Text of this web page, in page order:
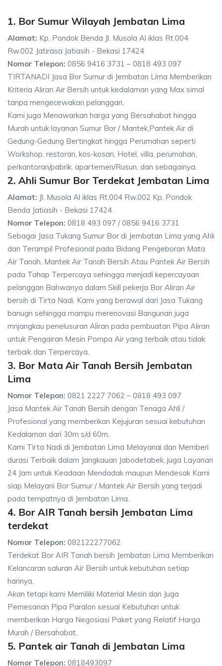
1. Bor Sumur Wilayah Jembatan Lima
Alamat: Kp. Pondok Benda Jl. Musola Al iklas Rt.004
Rw.002 Jatirasa Jatiasih - Bekasi 17424
Nomor Telepon: 0856 9416 3731 – 0818 493 097
TIRTANADI Jasa Bor Sumur di Jembatan Lima Memberikan
Kriteria Aliran Air Bersih untuk kedalaman yang Max simal
tanpa mengecewakan pelanggan.
Kami juga Menawarkan harga yang Bersahabat hingga
Murah untuk layanan Sumur Bor / Mantek,Pantek Air di
Gedung-Gedung Bertingkat hingga Perumahan seperti
Workshop, restoran, kos-kosan, Hotel, villa, perumahan,
perkantoran/pabrik, apartemen/Rusun, dan sebagainya.
2. Ahli Sumur Bor Terdekat Jembatan Lima
Alamat: Jl. Musola Al iklas Rt.004 Rw.002 Kp. Pondok
Benda Jatiasih - Bekasi 17424
Nomor Telepon: 0818 493 097 / 0856 9416 3731
Sebagai Jasa Tukang Sumur Bor di Jembatan Lima yang Ahli
dan Terampil Profesional pada Bidang Pengeboran Mata
Air Tanah, Mantek Air Tanah Bersih Atau Pantek Air Bersih
pada Tahap Terpercaya sehingga menjadi kepercayaan
pelanggan Bahwanya dalam Skill pekerja Bor Aliran Air
bersih di Tirta Nadi. Kami yang berawal dari Jasa Tukang
banugn sehingga mampu merenovasi Bangunan juga
mnjangkau penelusuran Aliran pada pembuatan Pipa Aliran
untuk Pengairan Mesin Pompa Air yang terbaik atau tidak
terbaik dan Terpercaya.
3. Bor Mata Air Tanah Bersih Jembatan
Lima
Nomor Telepon: 0821 2227 7062 – 0818 493 097
Jasa Mantek Air Tanah Bersih dengan Tenaga Ahli /
Profesional yang memberikan Kejujuran sesuai kebutuhan
Kedalaman dari 30m s/d 60m.
Kami Tirta Nadi di Jembatan Lima Melayanai dan Memberi
durasi Terbaik dalam Jangkauan Jabodetabek, juga Layanan
24 Jam untuk Keadaan Mendadak maupun Mendesak Kami
siap Melayani Bor Sumur / Mantek Air Bersih yang terjadi
pada tempatnya di Jembatan Lima.
4. Bor AIR Tanah bersih Jembatan Lima
terdekat
Nomor Telepon: 082122277062
Terdekat Bor AIR Tanah bersih Jembatan Lima Memberikan
Kelancaran saluran Air Bersih untuk kebutuhan setiap
harinya.
Akan tetapi kami Memiliki Material Mesin dan Juga
Pemesanan Pipa Paralon sesuai Kebutuhan untuk
memberikan Harga Negosiasi Paket yang Relatif Harga
Murah / Bersahabat.
5. Pantek air Tanah di Jembatan Lima
Nomor Telepon: 0818493097